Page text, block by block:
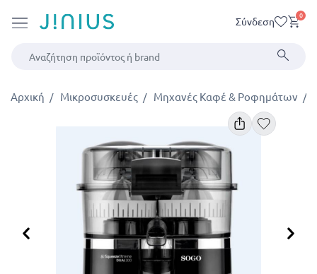
Σύνδεση 0
Αρχική Μικροσυσκευές Μηχανές Καφέ & Ροφημάτων
Προηγούμενο